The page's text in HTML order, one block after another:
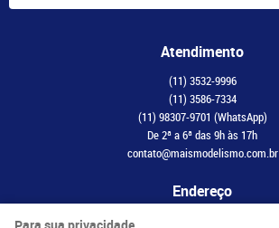
Atendimento
(11) 3532-9996
(11) 3586-7334
(11) 98307-9701 (WhatsApp)
De 2ª a 6ª das 9h às 17h
contato@maismodelismo.com.br
Endereço
Avenida Adolfo Pinheiro, 2056, CJ 34